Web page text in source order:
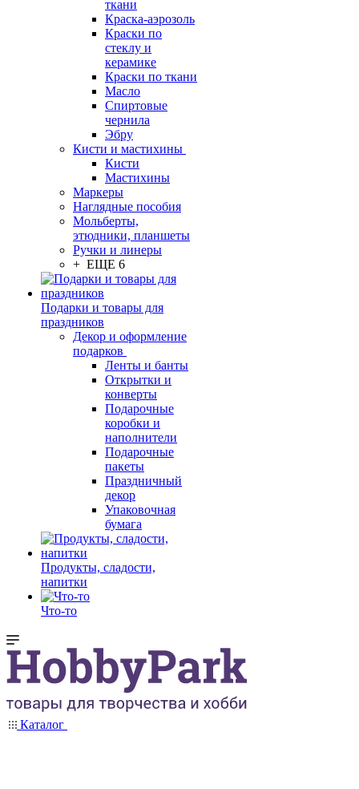
ткани
Краска-аэрозоль
Краски по
стеклу и
керамике
Краски по ткани
Масло
Спиртовые
чернила
Эбру
Кисти и мастихины
Кисти
Мастихины
Маркеры
Наглядные пособия
Мольберты,
этюдники, планшеты
Ручки и линеры
+ ЕЩЕ 6
Подарки и товары для
праздников
Декор и оформление
подарков
Ленты и банты
Открытки и
конверты
Подарочные
коробки и
наполнители
Подарочные
пакеты
Праздничный
декор
Упаковочная
бумага
Продукты, сладости,
напитки
Что-то
Каталог